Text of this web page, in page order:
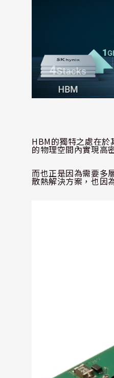
HBM的獨特之處在於
的物理空間內實現高
而也正是因為需要多
散熱解決方案，也因